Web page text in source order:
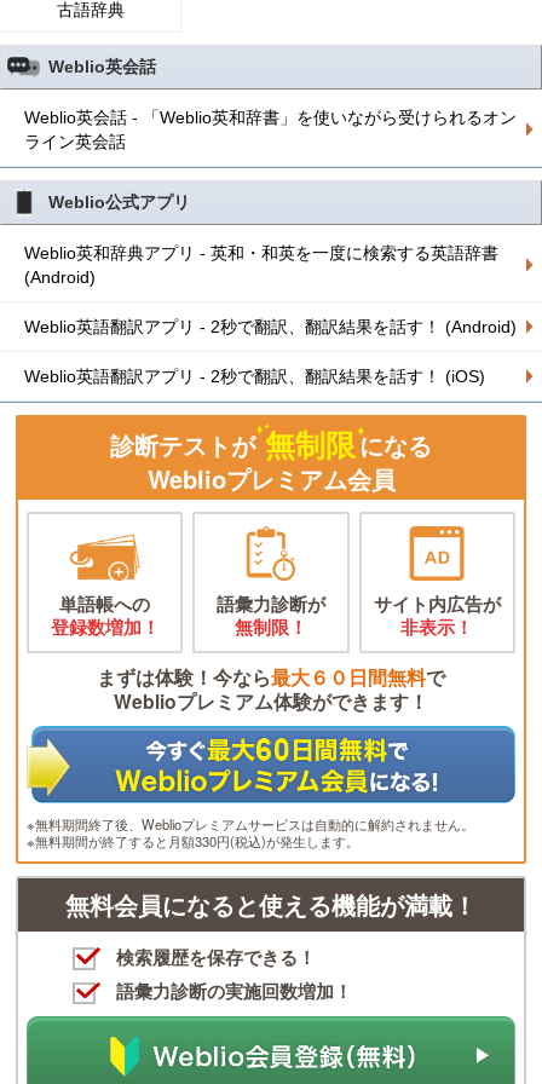
古語辞典
Weblio英会話
Weblio英会話 - 「Weblio英和辞書」を使いながら受けられるオン
ライン英会話
Weblio公式アプリ
Weblio英和辞典アプリ - 英和・和英を一度に検索する英語辞書
(Android)
Weblio英語翻訳アプリ - 2秒で翻訳、翻訳結果を話す！ (Android)
Weblio英語翻訳アプリ - 2秒で翻訳、翻訳結果を話す！ (iOS)
診断テストが 無制限になる
Weblioプレミアム会員
単語帳への
登録数増加！
語彙力診断が
無制限！
サイト内広告が
非表示！
まずは体験！今なら最大６０日間無料で
Weblioプレミアム体験ができます！
※無料期間終了後、Weblioプレミアムサービスは自動的に解約されません。
※無料期間が終了すると月額330円(税込)が発生します。
無料会員になると使える機能が満載！
検索履歴を保存できる！
語彙力診断の実施回数増加！